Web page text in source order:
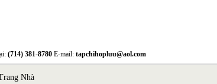
(714) 381-8780 E-mail: tapchihopluu@aol.com
Nhà